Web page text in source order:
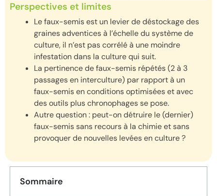
Perspectives et limites
Le faux-semis est un levier de déstockage des
graines adventices à l’échelle du système de
culture, il n’est pas corrélé à une moindre
infestation dans la culture qui suit.
La pertinence de faux-semis répétés (2 à 3
passages en interculture) par rapport à un
faux-semis en conditions optimisées et avec
des outils plus chronophages se pose.
Autre question : peut-on détruire le (dernier)
faux-semis sans recours à la chimie et sans
provoquer de nouvelles levées en culture ?
Sommaire